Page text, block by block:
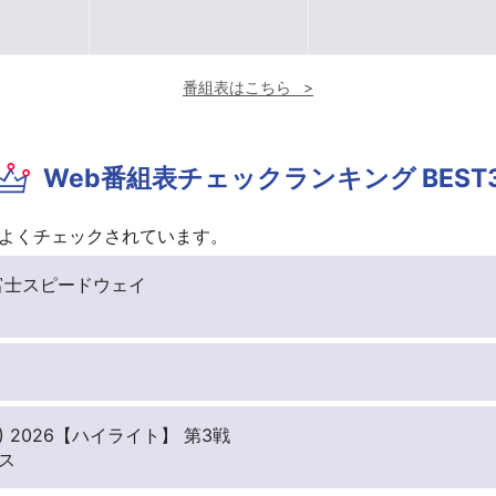
番組表はこちら
Web番組表チェックランキング
くチェックされています。
スピードウェイ
2026【ハイライト】 第3戦